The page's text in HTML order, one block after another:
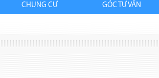
CHUNG CƯ GÓC TƯ VẤN